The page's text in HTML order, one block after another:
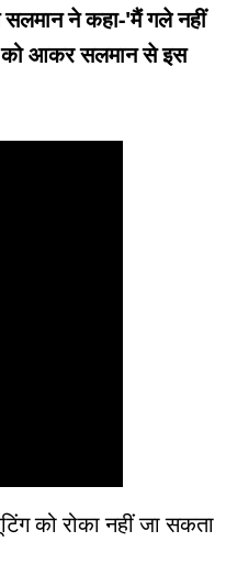
सलमान ने कहा-'मैं गले नहीं
को आकर सलमान से इस
को रोका नहीं जा सकता